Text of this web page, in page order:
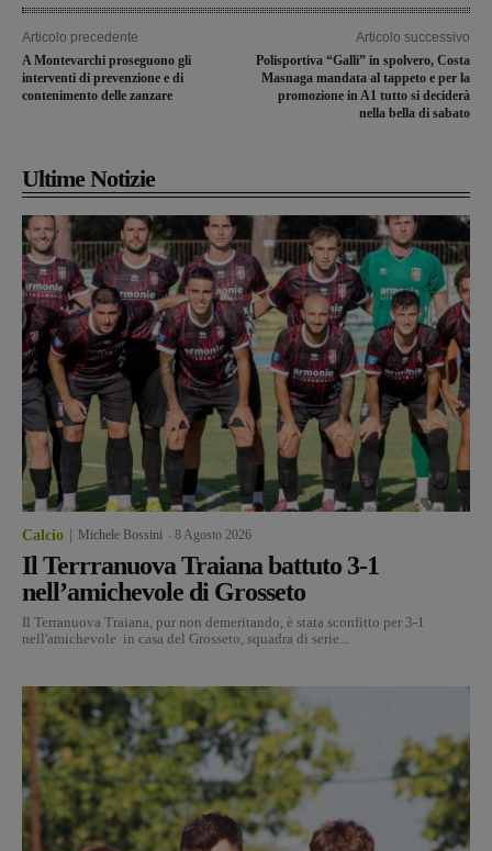
Articolo precedente
A Montevarchi proseguono gli
interventi di prevenzione e di
contenimento delle zanzare
Articolo successivo
Polisportiva “Galli” in spolvero, Costa
Masnaga mandata al tappeto e per la
promozione in A1 tutto si deciderà
nella bella di sabato
Ultime Notizie
Calcio Michele Bossini 8 Agosto 2026
Il Terrranuova Traiana battuto 3-1
nell’amichevole di Grosseto
Il Terranuova Traiana, pur non demeritando, è stata sconfitto per 3-1
nell'amichevole in casa del Grosseto, squadra di serie...